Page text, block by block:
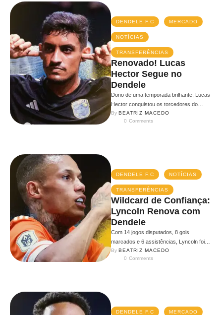
DENDELE F.C MERCADO
NOTÍCIAS
TRANSFERÊNCIAS
Renovado! Lucas
Hector Segue no
Dendele
Dono de uma temporada brilhante, Lucas
Hector conquistou os torcedores do
Dendele FC com gols, assistências e
atuações …
By BEATRIZ MACEDO
0 Comments
DENDELE F.C NOTÍCIAS
TRANSFERÊNCIAS
Wildcard de Confiança:
Lyncoln Renova com
Dendele
Com 14 jogos disputados, 8 gols
marcados e 6 assistências, Lyncoln foi
um dos nomes mais importantes e …
By BEATRIZ MACEDO
0 Comments
DENDELE F.C MERCADO